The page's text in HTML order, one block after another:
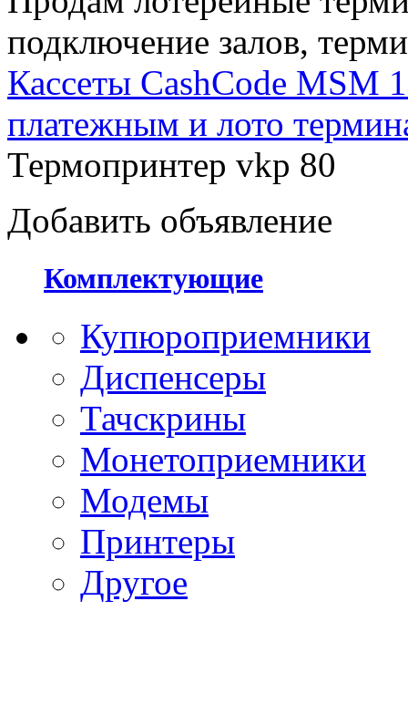
подключение залов,
Кассеты CashCode MSM
платежным и лото
Термопринтер vkp 80
Добавить объявление
Комплектующие
Купюроприемники
Диспенсеры
Тачскрины
Монетоприемники
Модемы
Принтеры
Другое